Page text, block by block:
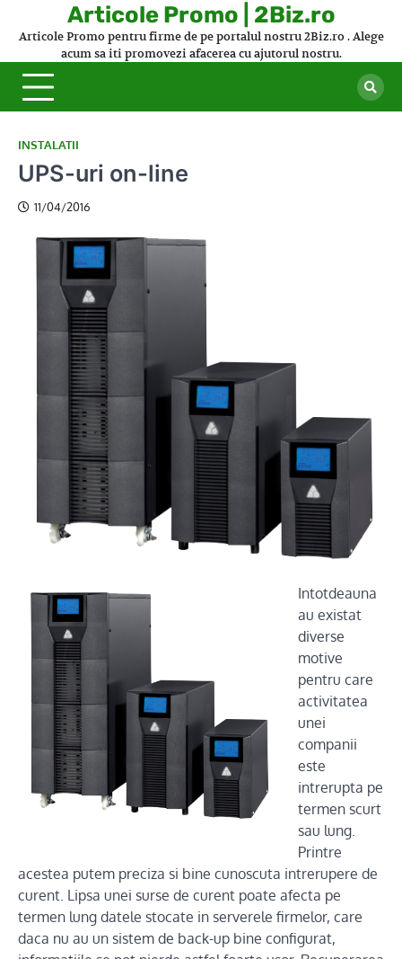
Articole Promo | 2Biz.ro
Articole Promo pentru firme de pe portalul nostru 2Biz.ro . Alege
acum sa iti promovezi afacerea cu ajutorul nostru.
INSTALATII
UPS-uri on-line
11/04/2016
Intotdeauna
au existat
diverse
motive
pentru care
activitatea
unei
companii
este
intrerupta pe
termen scurt
sau lung.
Printre
acestea putem preciza si bine cunoscuta intrerupere de
curent. Lipsa unei surse de curent poate afecta pe
termen lung datele stocate in serverele firmelor, care
daca nu au un sistem de back-up bine configurat,